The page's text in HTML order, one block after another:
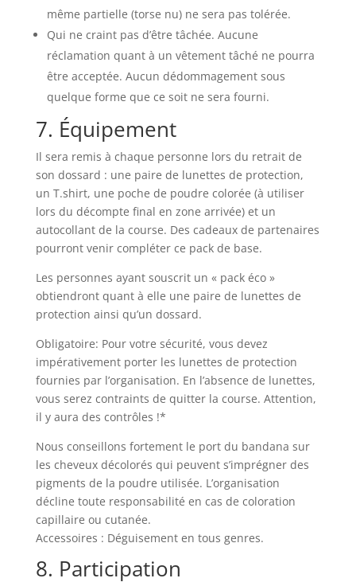
même partielle (torse nu) ne sera pas tolérée.
Qui ne craint pas d’être tâchée. Aucune
réclamation quant à un vêtement tâché ne pourra
être acceptée. Aucun dédommagement sous
quelque forme que ce soit ne sera fourni.
7. Équipement
Il sera remis à chaque personne lors du retrait de
son dossard : une paire de lunettes de protection,
un T.shirt, une poche de poudre colorée (à utiliser
lors du décompte final en zone arrivée) et un
autocollant de la course. Des cadeaux de partenaires
pourront venir compléter ce pack de base.
Les personnes ayant souscrit un « pack éco »
obtiendront quant à elle une paire de lunettes de
protection ainsi qu’un dossard.
Obligatoire: Pour votre sécurité, vous devez
impérativement porter les lunettes de protection
fournies par l’organisation. En l’absence de lunettes,
vous serez contraints de quitter la course. Attention,
il y aura des contrôles !*
Nous conseillons fortement le port du bandana sur
les cheveux décolorés qui peuvent s’imprégner des
pigments de la poudre utilisée. L’organisation
décline toute responsabilité en cas de coloration
capillaire ou cutanée.
Accessoires : Déguisement en tous genres.
8. Participation